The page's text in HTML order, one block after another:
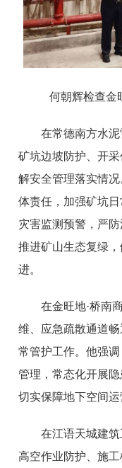
何朝辉检查金
在常德南方水
矿坑边坡防护、开
解安全管理落实情
体责任，加强矿坑
灾害监测预警，严
推进矿山生态复绿
进。
在金旺地·桥南
维、应急疏散通道
常管护工作。他强
管理，常态化开展
切实保障地下空间运
在江语天城建筑
高空作业防护、施